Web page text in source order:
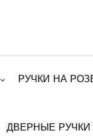
РУЧКИ НА
ДВЕРНЫЕ РУЧКИ